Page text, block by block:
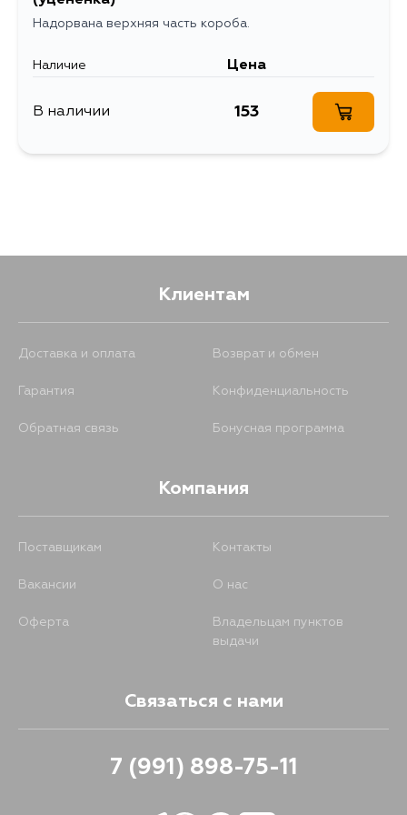
Надорвана верхняя часть короба.
Наличие Цена
В наличии 153
Клиентам
Доставка и оплата Возврат и обмен
Гарантия Конфиденциальность
Обратная связь Бонусная программа
Компания
Поставщикам Контакты
Вакансии О нас
Оферта
Владельцам пунктов
выдачи
Связаться с нами
7 (991) 898-75-11